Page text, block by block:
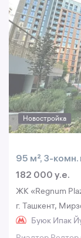
Новостройка
95 м², 3-комн.
182 000 y.e.
ЖК «Regnum
г. Ташкент,
Буюк Ипак